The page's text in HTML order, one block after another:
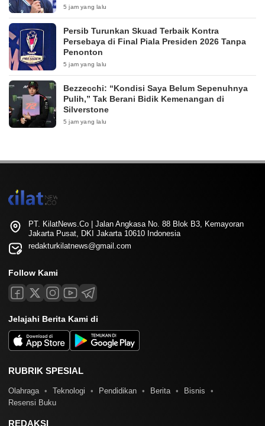
5 jam yang lalu
Persib Turunkan Skuad Terbaik Kontra
Persebaya di Final Piala Presiden 2026 Tanpa
Penonton
5 jam yang lalu
Bezzecchi: “Kondisi Saya Belum Sepenuhnya
Pulih,” Tak Berani Bidik Kemenangan di
Silverstone
5 jam yang lalu
PT. KilatNews.Co | Jalan Angkasa No. 88 Blok B3, Kemayoran
Jakarta Pusat, DKI Jakarta 10610 Indonesia
redakturkilatnews@gmail.com
Follow Kami
Jelajahi Berita Kami di
RUBRIK SPESIAL
Olahraga Teknologi Pendidikan Berita
Bisnis
Resensi Buku
REDAKSI